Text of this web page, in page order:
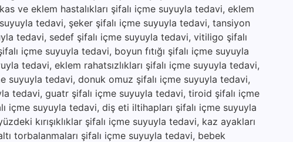
ve eklem hastalıkları şifalı içme suyuyla tedavi, eklem
tedavi, şeker şifalı içme suyuyla tedavi, tansiyon
tedavi, sedef şifalı içme suyuyla tedavi, vitiligo şifalı
içme suyuyla tedavi, boyun fıtığı şifalı içme suyuyla
tedavi, eklem rahatsızlıkları şifalı içme suyuyla tedavi,
suyuyla tedavi, donuk omuz şifalı içme suyuyla tedavi,
tedavi, guatr şifalı içme suyuyla tedavi, tiroid şifalı içme
içme suyuyla tedavi, diş eti iltihapları şifalı içme suyuyla
kırışıklıklar şifalı içme suyuyla tedavi, kaz ayakları
torbalanmaları şifalı içme suyuyla tedavi, bebek